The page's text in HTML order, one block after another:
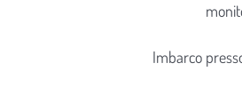
Imbarco